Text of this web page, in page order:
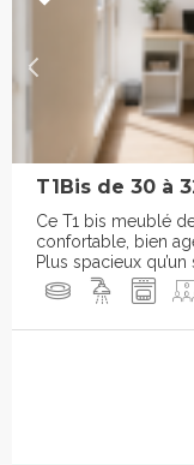
T1Bis de 30 à
Ce T1 bis meublé
confortable, bien
Plus spacieux qu’un